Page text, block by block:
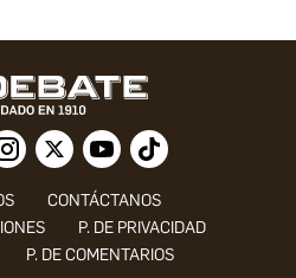
CONTÁCTANOS
P. DE PRIVACIDAD
P. DE COMENTARIOS